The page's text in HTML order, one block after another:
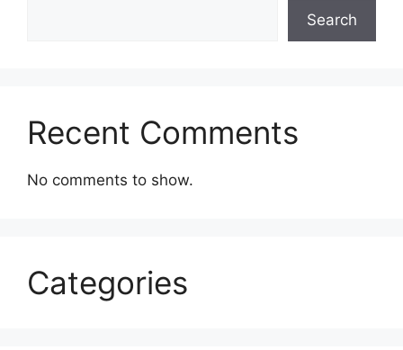
Search
Recent Comments
No comments to show.
Categories